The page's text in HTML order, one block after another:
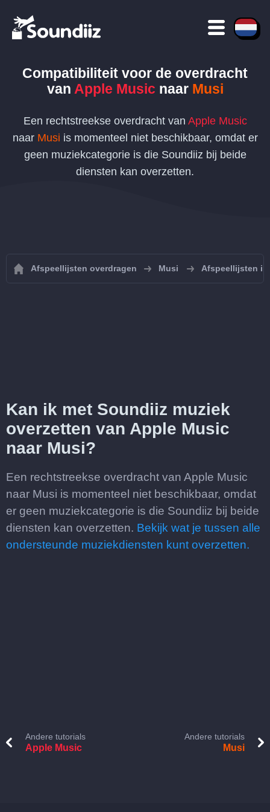
Compatibiliteit voor de overdracht
van Apple Music naar Musi
Een rechtstreekse overdracht van Apple Music
naar Musi is momenteel niet beschikbaar, omdat er
geen muziekcategorie is die Soundiiz bij beide
diensten kan overzetten.
Afspeellijsten overdragen Musi Afspeellijsten
Kan ik met Soundiiz muziek
overzetten van Apple Music
naar Musi?
Een rechtstreekse overdracht van Apple Music
naar Musi is momenteel niet beschikbaar, omdat
er geen muziekcategorie is die Soundiiz bij beide
diensten kan overzetten. Bekijk wat je tussen alle
ondersteunde muziekdiensten kunt overzetten.
Andere tutorials
Apple Music
Andere tutorials
Musi